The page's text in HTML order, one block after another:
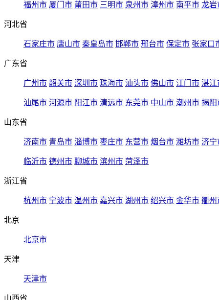
福州市 厦门市 莆田市 三明市 泉州市 漳州市 南平市 龙岩
河北省
石家庄市 唐山市 秦皇岛市 邯郸市 邢台市 保定市 张家口
广东省
广州市 韶关市 深圳市 珠海市 汕头市 佛山市 江门市 湛江
汕尾市 河源市 阳江市 清远市 东莞市 中山市 潮州市 揭阳
山东省
济南市 青岛市 淄博市 枣庄市 东营市 烟台市 潍坊市 济宁
临沂市 德州市 聊城市 滨州市 菏泽市
浙江省
杭州市 宁波市 温州市 嘉兴市 湖州市 绍兴市 金华市 衢州
北京
北京市
天津
天津市
山西省